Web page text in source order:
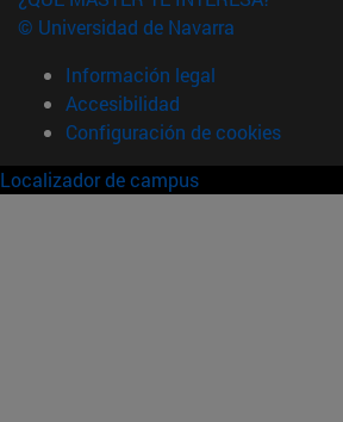
© Universidad de Navarra
Información legal
Accesibilidad
Configuración de cookies
Localizador de campus